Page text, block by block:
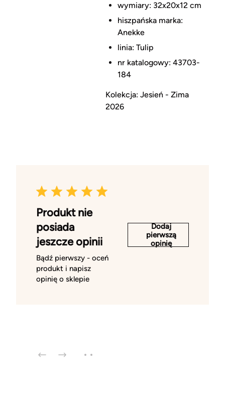
wymiary: 32x20x12 cm
hiszpańska marka:
Anekke
linia: Tulip
nr katalogowy: 43703-
184
Kolekcja: Jesień - Zima
2026
Produkt nie
posiada
jeszcze opinii
Bądź pierwszy - oceń
produkt i napisz
opinię o sklepie
Dodaj
pierwszą
opinię